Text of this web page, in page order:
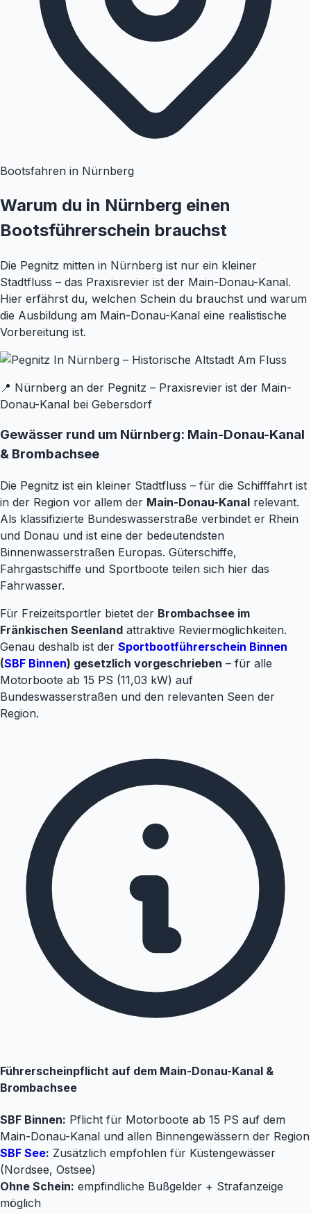
Bootsfahren in Nürnberg
Warum du in Nürnberg einen
Bootsführerschein brauchst
Die Pegnitz mitten in Nürnberg ist nur ein kleiner
Stadtfluss – das Praxisrevier ist der Main-Donau-Kanal.
Hier erfährst du, welchen Schein du brauchst und warum
die Ausbildung am Main-Donau-Kanal eine realistische
Vorbereitung ist.
📍 Nürnberg an der Pegnitz – Praxisrevier ist der Main-
Donau-Kanal bei Gebersdorf
Gewässer rund um Nürnberg: Main-Donau-Kanal
& Brombachsee
Die Pegnitz ist ein kleiner Stadtfluss – für die Schifffahrt ist
in der Region vor allem der Main-Donau-Kanal relevant.
Als klassifizierte Bundeswasserstraße verbindet er Rhein
und Donau und ist eine der bedeutendsten
Binnenwasserstraßen Europas. Güterschiffe,
Fahrgastschiffe und Sportboote teilen sich hier das
Fahrwasser.
Für Freizeitsportler bietet der Brombachsee im
Fränkischen Seenland attraktive Revier­möglichkeiten.
Genau deshalb ist der Sportbootführerschein Binnen
(SBF Binnen) gesetzlich vorgeschrieben – für alle
Motorboote ab 15 PS (11,03 kW) auf
Bundeswasserstraßen und den relevanten Seen der
Region.
Führerscheinpflicht auf dem Main-Donau-Kanal &
Brombachsee
SBF Binnen: Pflicht für Motorboote ab 15 PS auf dem
Main-Donau-Kanal und allen Binnengewässern der Region
SBF See: Zusätzlich empfohlen für Küstengewässer
(Nordsee, Ostsee)
Ohne Schein: empfindliche Bußgelder + Strafanzeige
möglich